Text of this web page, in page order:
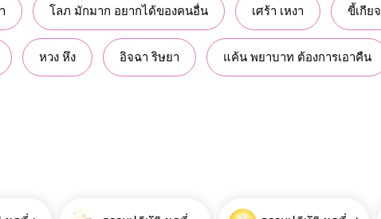
โลภ มักมาก อยากได้ของคนอื่น เศร้า เหงา ขี้เกียจ
หวง หึง อิจฉา ริษยา แค้น พยาบาท ต้องการเอาคืน